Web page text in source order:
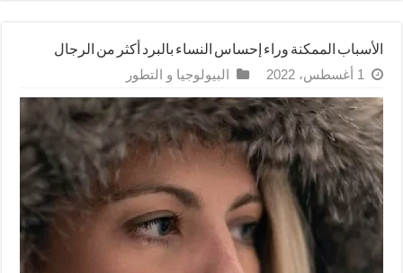
الأسباب الممكنة وراء إحساس النساء بالبرد أكثر من الرجال
1 أغسطس، 2022 البيولوجيا و التطور